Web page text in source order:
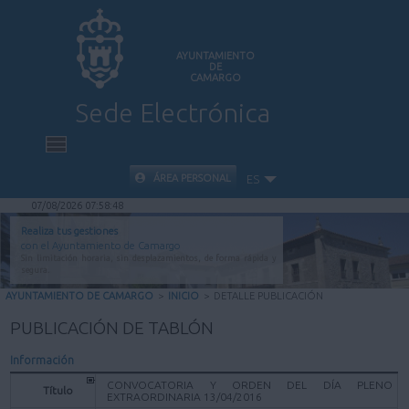
AYUNTAMIENTO
DE
CAMARGO
Sede Electrónica
INICIO
INFORMACIÓN PÚBLICA
CARPETA CIUDADANA
VALIDACIÓN DE DOCUMENTOS
ÁREA PERSONAL ES
07/08/2026 07:58:48
Realiza tus gestiones
con el Ayuntamiento de Camargo
AYUNTAMIENTO DE CAMARGO > INICIO > DETALLE PUBLICACIÓN
PUBLICACIÓN DE TABLÓN
Información
Título
CONVOCATORIA Y ORDEN DEL DÍA PLENO
EXTRAORDINARIA 13/04/2016